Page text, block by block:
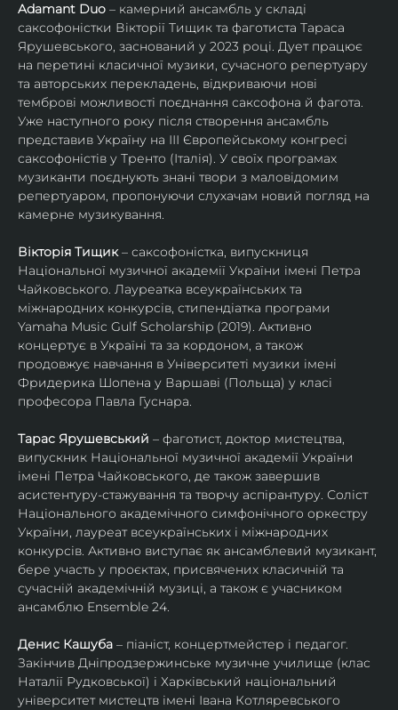
Adamant Duo – камерний ансамбль у складі
саксофоністки Вікторії Тищик та фаготиста Тараса
Ярушевського, заснований у 2023 році. Дует працює
на перетині класичної музики, сучасного репертуару
та авторських перекладень, відкриваючи нові
темброві можливості поєднання саксофона й фагота.
Уже наступного року після створення ансамбль
представив Україну на ІІІ Європейському конгресі
саксофоністів у Тренто (Італія). У своїх програмах
музиканти поєднують знані твори з маловідомим
репертуаром, пропонуючи слухачам новий погляд на
камерне музикування.
Вікторія Тищик – саксофоністка, випускниця
Національної музичної академії України імені Петра
Чайковського. Лауреатка всеукраїнських та
міжнародних конкурсів, стипендіатка програми
Yamaha Music Gulf Scholarship (2019). Активно
концертує в Україні та за кордоном, а також
продовжує навчання в Університеті музики імені
Фридерика Шопена у Варшаві (Польща) у класі
професора Павла Гуснара.
Тарас Ярушевський – фаготист, доктор мистецтва,
випускник Національної музичної академії України
імені Петра Чайковського, де також завершив
асистентуру-стажування та творчу аспірантуру. Соліст
Національного академічного симфонічного оркестру
України, лауреат всеукраїнських і міжнародних
конкурсів. Активно виступає як ансамблевий музикант,
бере участь у проєктах, присвячених класичній та
сучасній академічній музиці, а також є учасником
ансамблю Ensemble 24.
Денис Кашуба – піаніст, концертмейстер і педагог.
Закінчив Дніпродзержинське музичне училище (клас
Наталії Рудковської) і Харківський національний
університет мистецтв імені Івана Котляревського